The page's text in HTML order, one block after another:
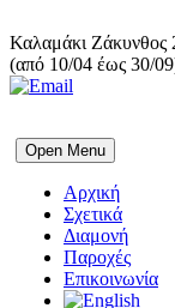
Καλαμάκι
(από 10/04 έως 30/
Open Menu
Αρχική
Σχετικά
Διαμονή
Παροχές
Επικοινωνία